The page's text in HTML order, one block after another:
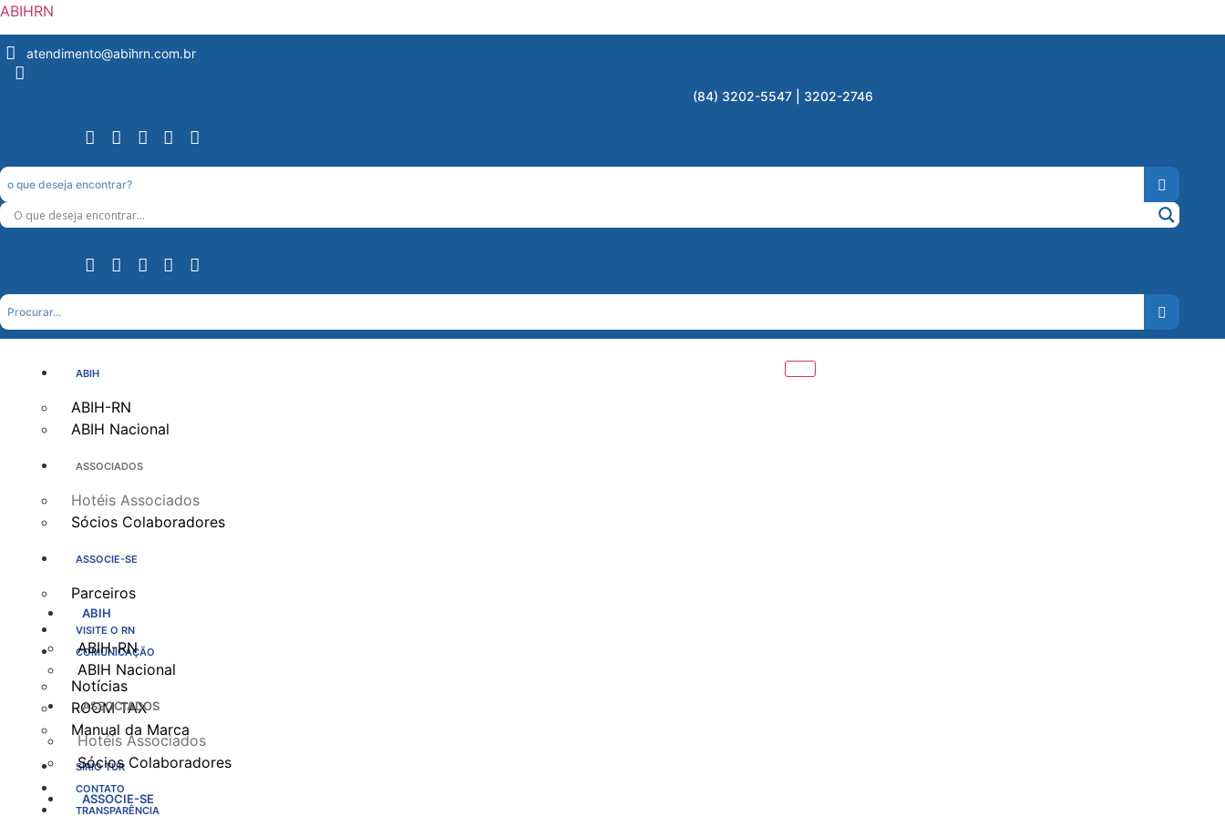
ABIHRN
atendimento@abihrn.com.br
(84) 3202-5547 | 3202-2746
ABIH
ABIH-RN
ABIH Nacional
ASSOCIADOS
Hotéis Associados
Sócios Colaboradores
ASSOCIE-SE
Parceiros
VISITE O RN
COMUNICAÇÃO
Notícias
ROOM TAX
Manual da Marca
SÍRIO TUR
CONTATO
TRANSPARÊNCIA
ABIH
ABIH-RN
ABIH Nacional
ASSOCIADOS
Hotéis Associados
Sócios Colaboradores
ASSOCIE-SE